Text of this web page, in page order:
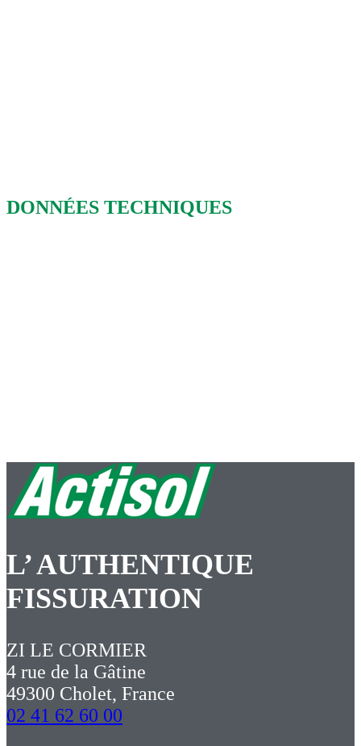
DONNÉES TECHNIQUES
L’ AUTHENTIQUE
FISSURATION
ZI LE CORMIER
4 rue de la Gâtine
49300 Cholet, France
02 41 62 60 00